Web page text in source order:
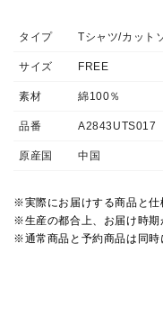
タイプ Tシャツ/カット
サイズ FREE
素材 綿100％
品番 A2843UTS017
原産国 中国
※実際にお届けする商品と仕
※生産の都合上、お届け時期
※通常商品と予約商品は同時